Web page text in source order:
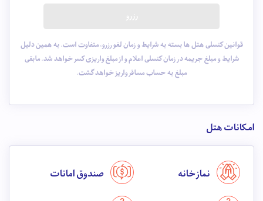
قوانین کنسلی هتل ها بسته به شرایط و زمان لغو رزرو، متفاوت است. به همین دلیل
شرایط و مبلغ جریمه در زمان کنسلی اعلام و از مبلغ واریزی کسر خواهد شد. مابقی
مبلغ به حساب مسافر واریز خواهد گشت.
امکانات هتل
نماز خانه صندوق امانات